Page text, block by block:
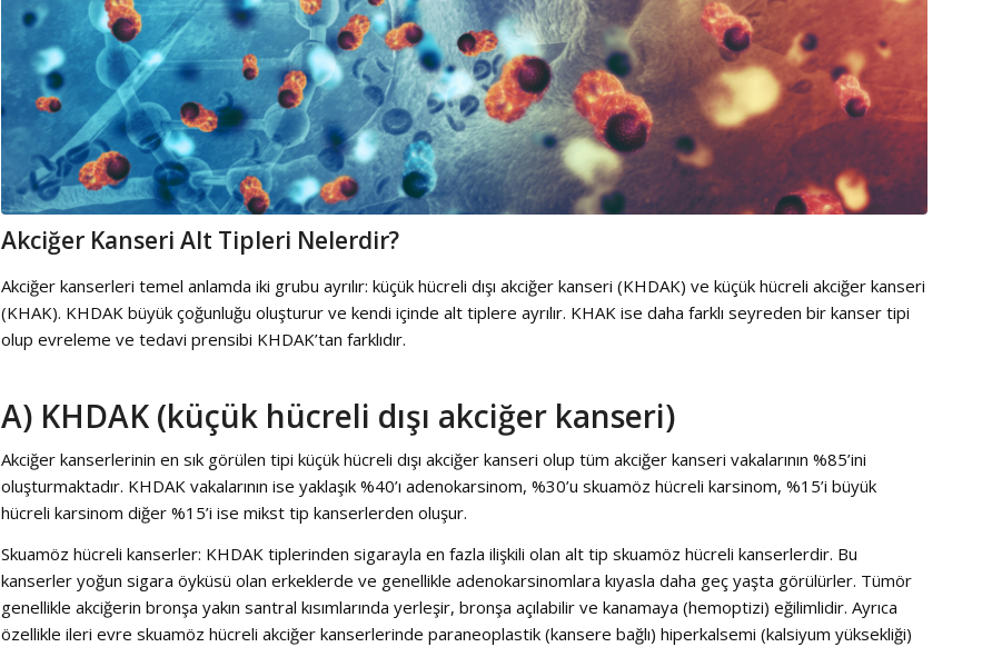
Akciğer Kanseri Alt Tipleri Nelerdir?
Akciğer kanserleri temel anlamda iki grubu ayrılır: küçük hücreli dışı akciğer kanseri (KHDAK) ve küçük hücreli akciğer kanseri
(KHAK). KHDAK büyük çoğunluğu oluşturur ve kendi içinde alt tiplere ayrılır. KHAK ise daha farklı seyreden bir kanser tipi
olup evreleme ve tedavi prensibi KHDAK’tan farklıdır.
A) KHDAK (küçük hücreli dışı akciğer kanseri)
Akciğer kanserlerinin en sık görülen tipi küçük hücreli dışı akciğer kanseri olup tüm akciğer kanseri vakalarının %85’ini
oluşturmaktadır. KHDAK vakalarının ise yaklaşık %40’ı adenokarsinom, %30’u skuamöz hücreli karsinom, %15’i büyük
hücreli karsinom diğer %15’i ise mikst tip kanserlerden oluşur.
Skuamöz hücreli kanserler: KHDAK tiplerinden sigarayla en fazla ilişkili olan alt tip skuamöz hücreli kanserlerdir. Bu
kanserler yoğun sigara öyküsü olan erkeklerde ve genellikle adenokarsinomlara kıyasla daha geç yaşta görülürler. Tümör
genellikle akciğerin bronşa yakın santral kısımlarında yerleşir, bronşa açılabilir ve kanamaya (hemoptizi) eğilimlidir. Ayrıca
özellikle ileri evre skuamöz hücreli akciğer kanserlerinde paraneoplastik (kansere bağlı) hiperkalsemi (kalsiyum yüksekliği)